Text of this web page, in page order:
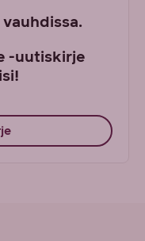
-uutiskirje